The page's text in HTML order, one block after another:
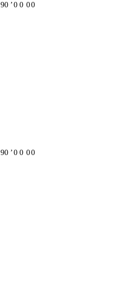
90 ʼ0 0 00
90 ʼ0 0 00